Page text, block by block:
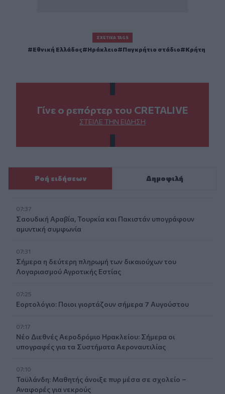
ΣΧΕΤΙΚΆ TAGS
Εθνική Ελλάδος Ηράκλειο Παγκρήτιο στάδιο Κρήτη
Γίνε ο ρεπόρτερ του CRETALIVE
ΣΤΕΊΛΕ ΤΗΝ ΕΊΔΗΣΗ
Ροή ειδήσεων Δημοφιλή
07:37
Σαουδική Αραβία, Τουρκία και Πακιστάν υπογράφουν
αμυντική συμφωνία
07:31
Σήμερα η δεύτερη πληρωμή των δικαιούχων του
Λογαριασμού Αγροτικής Εστίας
07:25
Εορτολόγιο: Ποιοι γιορτάζουν σήμερα 7 Αυγούστου
07:17
Νέο Διεθνές Αεροδρόμιο Ηρακλείου: Σήμερα οι
υπογραφές για τα Συστήματα Αεροναυτιλίας
07:10
Ταϋλάνδη: Μαθητής άνοιξε πυρ μέσα σε σχολείο –
Αναφορές για νεκρούς